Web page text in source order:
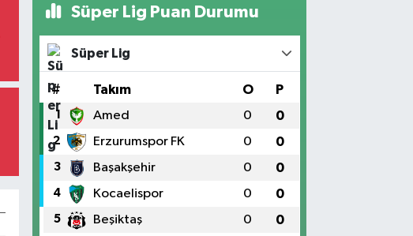
Süper Lig Puan Durumu
Süper Lig
# Takım O P
1 Amed 0 0
2 Erzurumspor FK 0 0
3 Başakşehir 0 0
4 Kocaelispor 0 0
5 Beşiktaş 0 0